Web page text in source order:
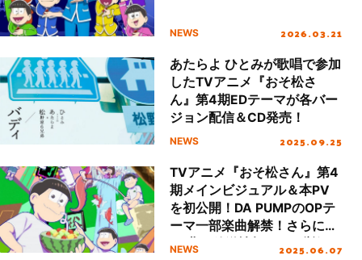
NEWS 2026.03.21
あたらよ ひとみが歌唱で参加
したTVアニメ『おそ松さ
ん』第4期EDテーマが各バー
ジョン配信＆CD発売！
NEWS 2025.09.25
TVアニメ『おそ松さん』第4
期メインビジュアル＆本PV
を初公開！DA PUMPのOPテ
ーマ一部楽曲解禁！さらに、
ED曲＆放送情報ほか一挙解
NEWS 2025.06.07